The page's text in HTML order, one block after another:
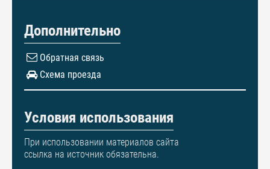
Дополнительно
Обратная связь
Схема проезда
Условия использования
При использовании материалов сайта
ссылка на источник обязательна.